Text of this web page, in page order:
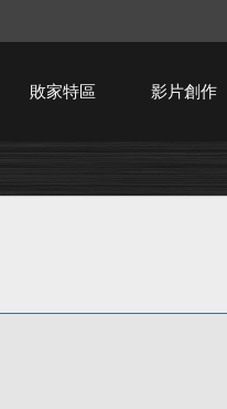
敗家特區 影片創作